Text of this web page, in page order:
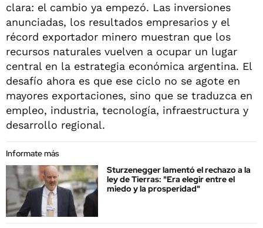
clara: el cambio ya empezó. Las inversiones
anunciadas, los resultados empresarios y el
récord exportador minero muestran que los
recursos naturales vuelven a ocupar un lugar
central en la estrategia económica argentina. El
desafío ahora es que ese ciclo no se agote en
mayores exportaciones, sino que se traduzca en
empleo, industria, tecnología, infraestructura y
desarrollo regional.
Informate más
Sturzenegger lamentó el rechazo a la
ley de Tierras: "Era elegir entre el
miedo y la prosperidad"